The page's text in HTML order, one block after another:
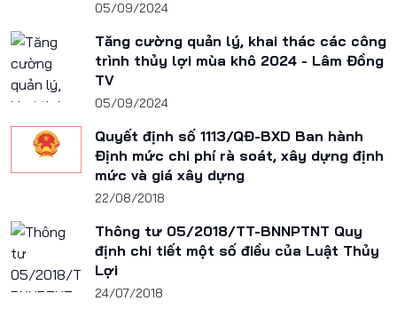
05/09/2024
Tăng cường quản lý, khai thác các công
trình thủy lợi mùa khô 2024 - Lâm Đồng
TV
05/09/2024
Quyết định số 1113/QĐ-BXD Ban hành
Định mức chi phí rà soát, xây dựng định
mức và giá xây dựng
22/08/2018
Thông tư 05/2018/TT-BNNPTNT Quy
định chi tiết một số điều của Luật Thủy
Lợi
24/07/2018